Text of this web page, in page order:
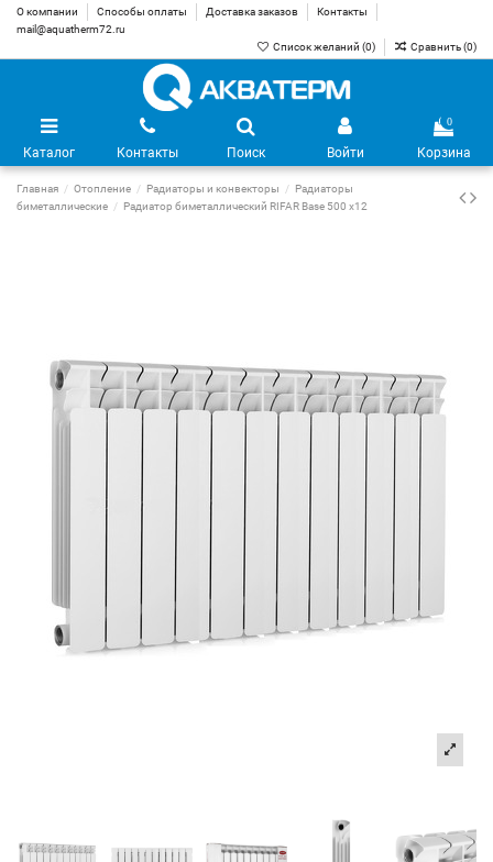
О компании Способы оплаты Доставка заказов
Контакты
mail@aquatherm72.ru
Список желаний (0) Сравнить (0)
Каталог Контакты Поиск Войти
0
Корзина
Главная Отопление Радиаторы и конвекторы
Радиаторы
биметаллические
Радиатор биметаллический RIFAR Base 500 х12